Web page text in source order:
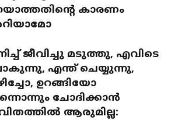
കാരണം
ജീവിച്ചു മടുത്തു, എവിടെ
എന്ത് ചെയ്യുന്നു,
ഉറങ്ങിയോ
ചോദിക്കാൻ
ആരുമില്ല: